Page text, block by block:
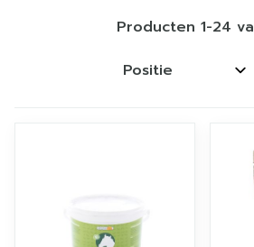
Producten 1-24
Sorteer op: